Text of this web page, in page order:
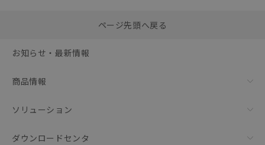
括ダウンロード
ページ先頭へ戻る
お知らせ・最新情報
商品情報
ソリューション
ダウンロードセンタ